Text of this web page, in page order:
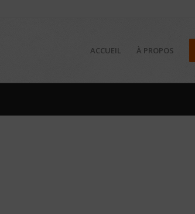
ACCUEIL À PROPOS